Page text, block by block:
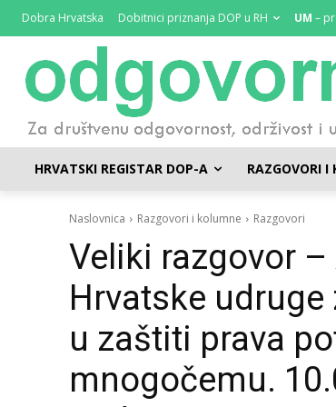
Dobra Hrvatska Dobitnici priznanja DOP u RH UM –
HRVATSKI REGISTAR DOP-A RAZGOVORI I
Naslovnica Razgovori i kolumne Razgovori
Veliki razgovor
Hrvatske
u zaštiti prava
mnogočemu.